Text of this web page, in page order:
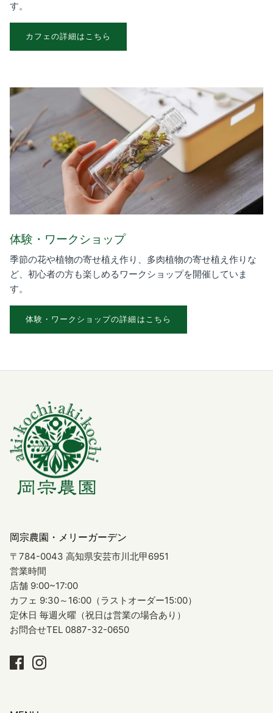
す。
カフェの詳細はこちら
体験・ワークショップ
季節の花や植物の寄せ植え作り、多肉植物の寄せ植え作りな
ど、初心者の方も楽しめるワークショップを開催していま
す。
体験・ワークショップの詳細はこちら
岡宗農園・メリーガーデン
〒784-0043 高知県安芸市川北甲6951
営業時間
店舗 9:00~17:00
カフェ 9:30～16:00（ラストオーダー15:00）
定休日 毎週火曜（祝日は営業の場合あり）
お問合せTEL 0887-32-0650